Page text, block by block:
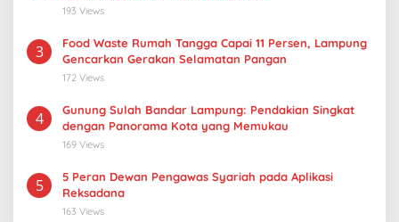
193 Views
3
Food Waste Rumah Tangga Capai 11 Persen, Lampung
Gencarkan Gerakan Selamatan Pangan
172 Views
4
Gunung Sulah Bandar Lampung: Pendakian Singkat
dengan Panorama Kota yang Memukau
169 Views
5
5 Peran Dewan Pengawas Syariah pada Aplikasi
Reksadana
163 Views